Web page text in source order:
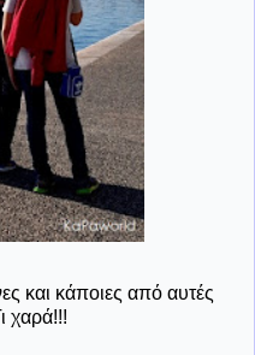
και κάποιες από αυτές
χαρά!!!